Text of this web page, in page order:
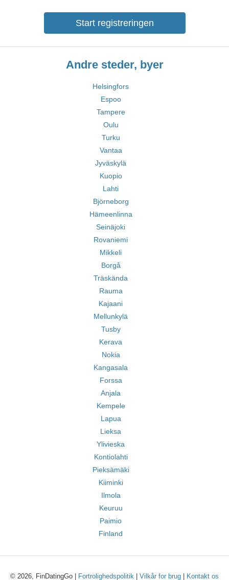
Start registreringen
Andre steder, byer
Helsingfors
Espoo
Tampere
Oulu
Turku
Vantaa
Jyväskylä
Kuopio
Lahti
Björneborg
Hämeenlinna
Seinäjoki
Rovaniemi
Mikkeli
Borgå
Träskända
Rauma
Kajaani
Mellunkylä
Tusby
Kerava
Nokia
Kangasala
Forssa
Anjala
Kempele
Lapua
Lieksa
Ylivieska
Kontiolahti
Pieksämäki
Kiiminki
Ilmola
Keuruu
Paimio
Finland
© 2026, FinDatingGo | Fortrolighedspolitik Vilkår for brug Kontakt os